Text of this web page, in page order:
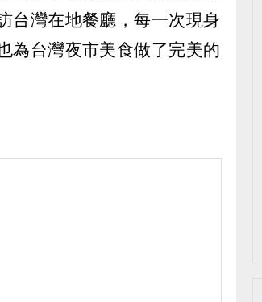
台灣在地餐廳，每一次現身
為台灣夜市美食做了完美的